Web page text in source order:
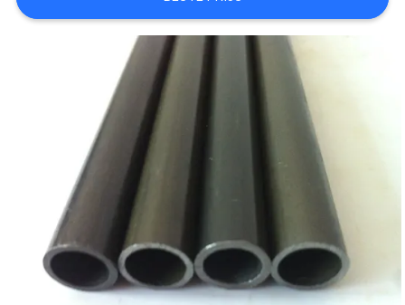
PRIVACYBELEID